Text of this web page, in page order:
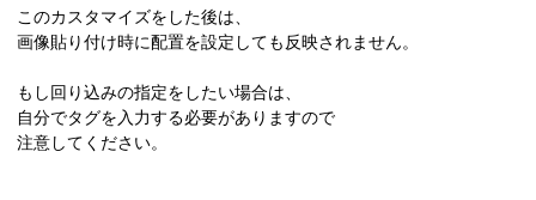
このカスタマイズをした後は、
画像貼り付け時に配置を設定しても反映されません。
もし回り込みの指定をしたい場合は、
自分でタグを入力する必要がありますので
注意してください。